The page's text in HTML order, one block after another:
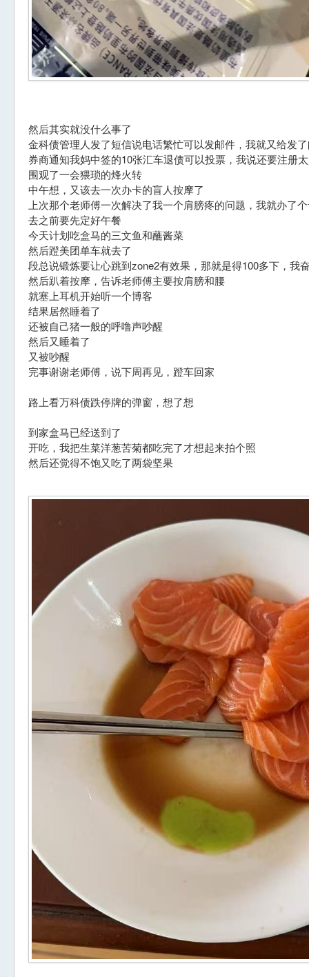
然后其实就没什么事了
金科债管理人发了短信说电话繁忙可以发邮件，我就又给发
券商通知我妈中签的10张汇车退债可以投票，我说还要注册
围观了一会猥琐的烽火转
中午想，又该去一次办卡的盲人按摩了
上次那个老师傅一次解决了我一个肩膀疼的问题，我就办了
去之前要先定好午餐
今天计划吃盒马的三文鱼和蘸酱菜
然后蹬美团单车就去了
段总说锻炼要让心跳到zone2有效果，那就是得100多下，我
然后趴着按摩，告诉老师傅主要按肩膀和腰
就塞上耳机开始听一个博客
结果居然睡着了
还被自己猪一般的呼噜声吵醒
然后又睡着了
又被吵醒
完事谢谢老师傅，说下周再见，蹬车回家
路上看万科债跌停牌的弹窗，想了想
到家盒马已经送到了
开吃，我把生菜洋葱苦菊都吃完了才想起来拍个照
然后还觉得不饱又吃了两袋坚果